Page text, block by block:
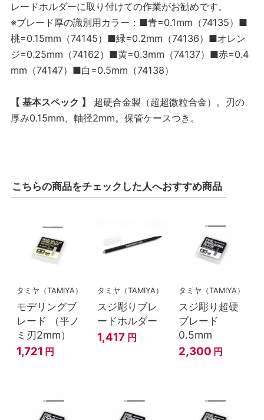
レードホルダーに取り付けての作業がお勧めです。
※ブレード厚の識別用カラー：■青=0.1mm（74135）■
桃=0.15mm（74145）■緑=0.2mm（74136）■オレン
ジ=0.25mm（74162）■黄=0.3mm（74137）■赤=0.4
mm（74147）■白=0.5mm（74138）
【 基本スペック 】
超硬合金製（超超微粒合金）。刃の
厚み0.15mm、軸径2mm。保管ケースつき。
こちらの商品をチェックした人へおすすめ商品
タミヤ（TAMIYA）
モデリングブ
レード （平ノ
ミ刃2mm）
1,721 円
タミヤ（TAMIYA）
スジ彫りブレ
ードホルダー
1,417 円
タミヤ（TAMIYA）
スジ彫り超硬
ブレード
0.5mm
2,300 円